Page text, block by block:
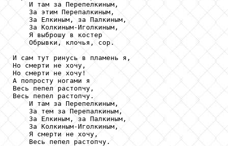
    И там за Перепелкиным,
    За этим Перепалкиным,
    За Елкиным, за Палкиным,
    За Колкиным-Иголкиным,
    Я выброшу в костер
    Обрывки, клочья, сор.
И сам тут ринусь в пламень я,
Но смерти не хочу,
Но смерти не хочу!
А попросту ногами я
Весь пепел растопчу,
Весь пепел растопчу.
    И там за Перепелкиным,
    За тем за Перепалкиным,
    За Елкиным, за Палкиным,
    За Колкиным-Иголкиным,
    Я смерти не хочу,
    Весь пепел растопчу.